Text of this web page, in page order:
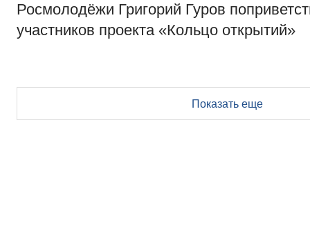
Росмолодёжи Григорий Гуров
участников проекта «Кольцо открытий»
Показать еще